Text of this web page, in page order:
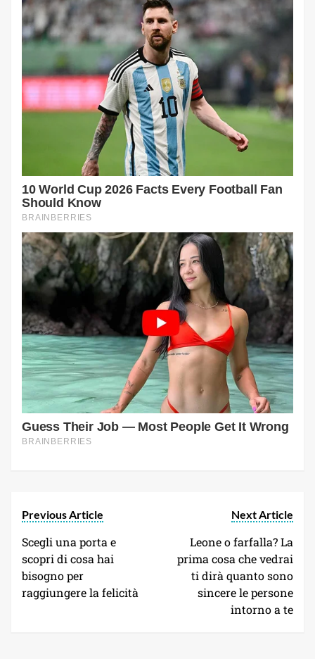
Previous Article
Scegli una porta e
scopri di cosa hai
bisogno per
raggiungere la felicità
Next Article
Leone o farfalla? La
prima cosa che vedrai
ti dirà quanto sono
sincere le persone
intorno a te